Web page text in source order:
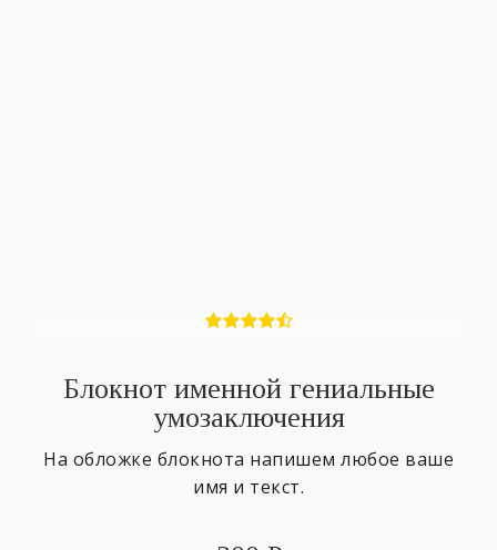
Блокнот именной гениальные
умозаключения
На обложке блокнота напишем любое ваше
имя и текст.